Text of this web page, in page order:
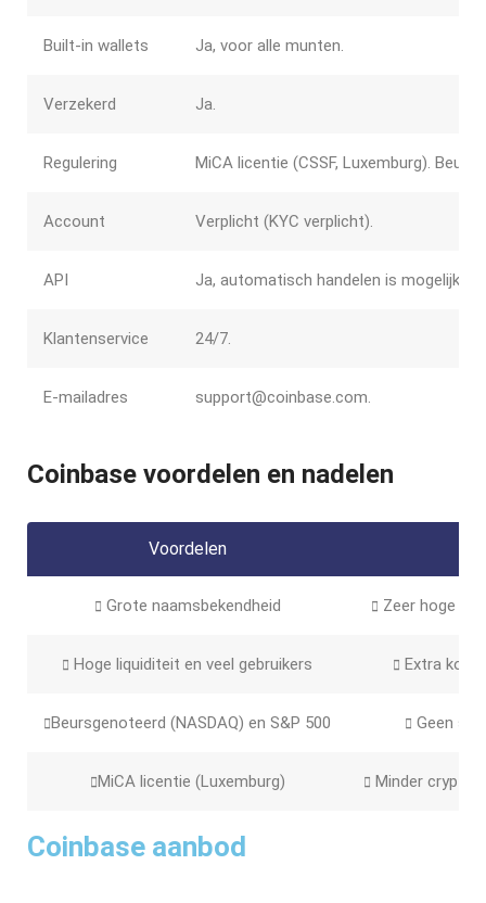
Built-in wallets Ja, voor alle munten.
Verzekerd Ja.
Regulering MiCA licentie (CSSF, Luxemburg).
Account Verplicht (KYC verplicht).
API Ja, automatisch handelen is mogelijk.
Klantenservice 24/7.
E-mailadres support@coinbase.com.
Coinbase voordelen en nadelen
Voordelen
Grote naamsbekendheid Zeer hoge
Hoge liquiditeit en veel gebruikers Extra
Beursgenoteerd (NASDAQ) en S&P 500 Geen
MiCA licentie (Luxemburg) Minder
Coinbase aanbod